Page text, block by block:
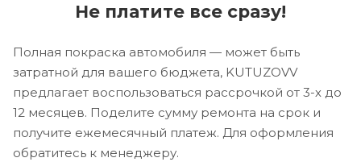
Не платите все сразу!
Полная покраска автомобиля — может быть
затратной для вашего бюджета, KUTUZOVV
предлагает воспользоваться рассрочкой от 3-х до
12 месяцев. Поделите сумму ремонта на срок и
получите ежемесячный платеж. Для оформления
обратитесь к менеджеру.